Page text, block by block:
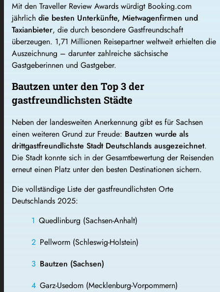
Mit den Traveller Review Awards würdigt Booking.com
jährlich die besten Unterkünfte, Mietwagenfirmen und
Taxianbieter, die durch besondere Gastfreundschaft
überzeugen. 1,71 Millionen Reisepartner weltweit erhielten die
Auszeichnung – darunter zahlreiche sächsische
Gastgeberinnen und Gastgeber.
Bautzen unter den Top 3 der
gastfreundlichsten Städte
Neben der landesweiten Anerkennung gibt es für Sachsen
einen weiteren Grund zur Freude: Bautzen wurde als
drittgastfreundlichste Stadt Deutschlands ausgezeichnet.
Die Stadt konnte sich in der Gesamtbewertung der Reisenden
erneut einen Platz unter den besten Destinationen sichern.
Die vollständige Liste der gastfreundlichsten Orte
Deutschlands 2025:
Quedlinburg (Sachsen-Anhalt)
Pellworm (Schleswig-Holstein)
Bautzen (Sachsen)
Garz-Usedom (Mecklenburg-Vorpommern)